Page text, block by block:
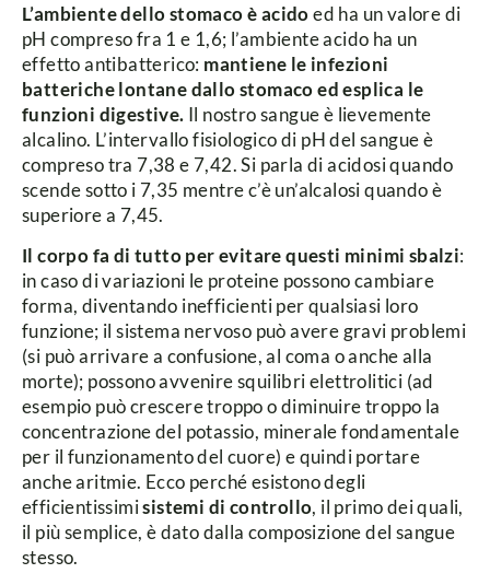
L’ambiente dello stomaco è acidoed ha un valore di
pH compreso fra 1 e 1,6; l’ambiente acido ha un
effetto antibatterico: mantiene le infezioni
batteriche lontane dallo stomaco ed esplica le
funzioni digestive. Il nostro sangue è lievemente
alcalino. L’intervallo fisiologico di pH del sangue è
compreso tra 7,38 e 7,42. Si parla di acidosi quando
scende sotto i 7,35 mentre c’è un’alcalosi quando è
superiore a 7,45.
Il corpo fa di tutto per evitare questi minimi sbalzi:
in caso di variazioni le proteine possono cambiare
forma, diventando inefficienti per qualsiasi loro
funzione; il sistema nervoso può avere gravi problemi
(si può arrivare a confusione, al coma o anche alla
morte); possono avvenire squilibri elettrolitici (ad
esempio può crescere troppo o diminuire troppo la
concentrazione del potassio, minerale fondamentale
per il funzionamento del cuore) e quindi portare
anche aritmie. Ecco perché esistono degli
efficientissimisistemi di controllo, il primo dei quali,
il più semplice, è dato dalla composizione del sangue
stesso.